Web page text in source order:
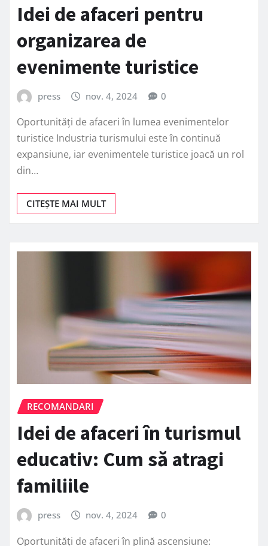
Idei de afaceri pentru
organizarea de
evenimente turistice
press nov. 4, 2024 0
Oportunități de afaceri în lumea evenimentelor
turistice Industria turismului este în continuă
expansiune, iar evenimentele turistice joacă un rol
din…
CITEȘTE MAI MULT
RECOMANDARI
Idei de afaceri în turismul
educativ: Cum să atragi
familiile
press nov. 4, 2024 0
Oportunități de afaceri în plină ascensiune: